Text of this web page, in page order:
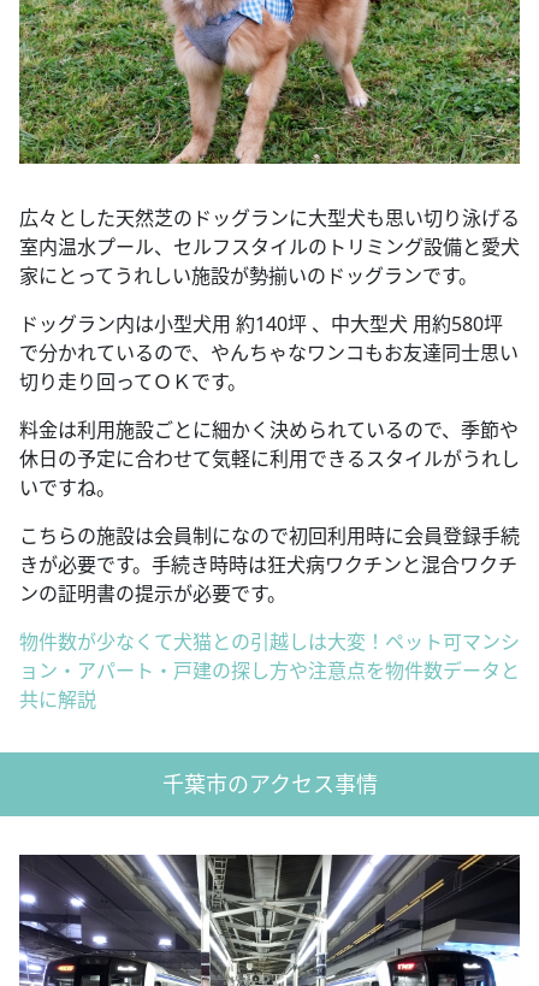
広々とした天然芝のドッグランに大型犬も思い切り泳げる
室内温水プール、セルフスタイルのトリミング設備と愛犬
家にとってうれしい施設が勢揃いのドッグランです。
ドッグラン内は小型犬用 約140坪 、中大型犬 用約580坪
で分かれているので、やんちゃなワンコもお友達同士思い
切り走り回ってＯＫです。
料金は利用施設ごとに細かく決められているので、季節や
休日の予定に合わせて気軽に利用できるスタイルがうれし
いですね。
こちらの施設は会員制になので初回利用時に会員登録手続
きが必要です。手続き時時は狂犬病ワクチンと混合ワクチ
ンの証明書の提示が必要です。
物件数が少なくて犬猫との引越しは大変！ペット可マンシ
ョン・アパート・戸建の探し方や注意点を物件数データと
共に解説
千葉市のアクセス事情